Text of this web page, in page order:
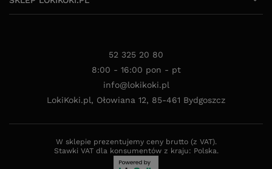
52 325 20 80
8:00 - 16:00 pon - pt
info@lokikoki.pl
LokiKoki.pl, Ołowiana 12, 85-461 Bydgoszcz
W sklepie prezentujemy ceny brutto (z VAT).
Stawki VAT dla konsumentów z kraju: Polska.